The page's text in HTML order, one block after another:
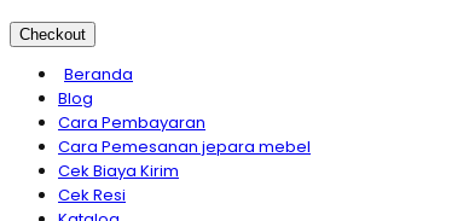
Checkout
Beranda
Blog
Cara Pembayaran
Cara Pemesanan jepara mebel
Cek Biaya Kirim
Cek Resi